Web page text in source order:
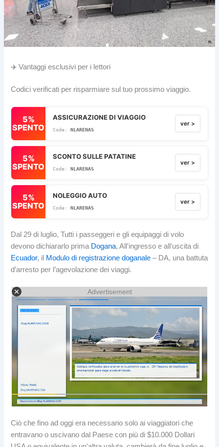
✈️ Vantaggi esclusivi per i lettori
Codici verificati per risparmiare sul tuo prossimo viaggio.
5%
SPENTO
ASSICURAZIONE DI VIAGGIO
NLARENAS
ver >
5%
SPENTO
SCONTO SULLE PATATINE
NLARENAS
ver >
5%
SPENTO
NOLEGGIO AUTO
NLARENAS
ver >
Dal 29 di luglio, Tutti i passeggeri e gli equipaggi di volo
devono dichiararlo prima Dogana, All'ingresso e all'uscita di
Ecuador, il Modulo di registrazione doganale – DA, una battuta
d’arresto per l’agevolazione dei viaggi.
Advertisement
Ciò che fino ad oggi era necessario solo ai viaggiatori che
entravano o uscivano dal Paese con più di $10.000 Dollari